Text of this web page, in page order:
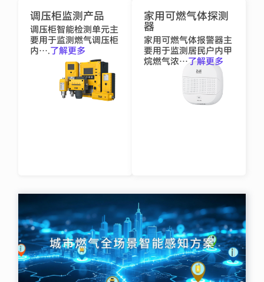
调压柜监测产品
调压柜智能检测单元主
要用于监测燃气调压柜
内….了解更多
家用可燃气体探测
器
家用可燃气体报警器主
要用于监测居民户内甲
烷燃气浓…了解更多